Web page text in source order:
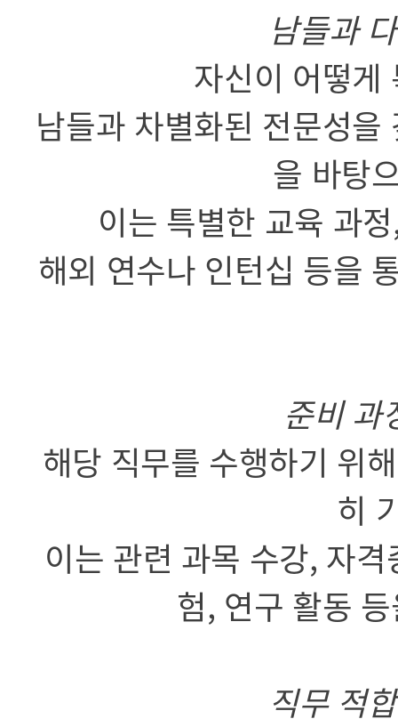
남들과
자신이 어떻게
남들과 차별화된 전문성
을 바탕
이는 특별한 교육 과
해외 연수나 인턴십 등을
준비 과
해당 직무를 수행하기 위
히
이는 관련 과목 수강, 자
험, 연구 활동
직무 적